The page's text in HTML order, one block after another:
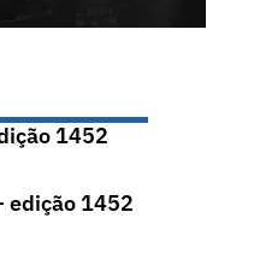
1452
edição 1452